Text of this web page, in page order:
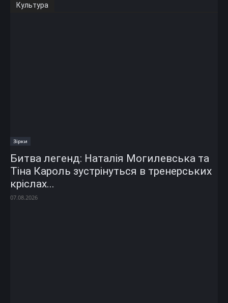
Культура
Зірки
Битва легенд: Наталія Могилевська та
Тіна Кароль зустрінуться в тренерських
кріслах...
07.08.2026